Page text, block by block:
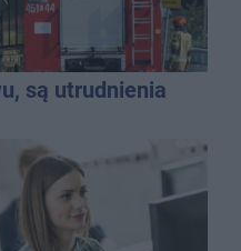
są utrudnienia